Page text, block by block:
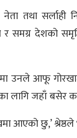
नेता तथा
समग्र देशको
उनले आफू
जहाँ बसेर काम
आएको छु,’